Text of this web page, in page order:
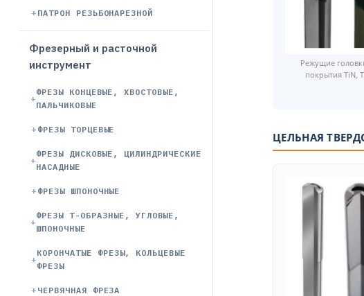
ПАТРОН РЕЗЬБОНАРЕЗНОЙ
Фрезерный и расточной
инструмент
ФРЕЗЫ КОНЦЕВЫЕ, ХВОСТОВЫЕ,
ПАЛЬЧИКОВЫЕ
ФРЕЗЫ ТОРЦЕВЫЕ
ФРЕЗЫ ДИСКОВЫЕ, ЦИЛИНДРИЧЕСКИЕ
НАСАДНЫЕ
ФРЕЗЫ ШПОНОЧНЫЕ
ФРЕЗЫ Т-ОБРАЗНЫЕ, УГЛОВЫЕ,
ШПОНОЧНЫЕ
КОРОНЧАТЫЕ ФРЕЗЫ, КОЛЬЦЕВЫЕ
ФРЕЗЫ
ЧЕРВЯЧНАЯ ФРЕЗА
Режущие
покрытия TiN,
ЦЕЛЬНАЯ